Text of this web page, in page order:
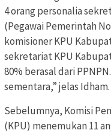
4 orang personalia
(Pegawai Pemerintah
komisioner KPU
sekretariat KPU
80% berasal dari
sementara,” jelas Idham.
Sebelumnya, Komisi
(KPU) menemukan 11